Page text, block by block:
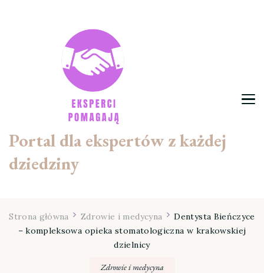
Portal dla ekspertów z każdej
dziedziny
Strona główna Zdrowie i medycyna
Dentysta Bieńczyce
– kompleksowa opieka stomatologiczna w krakowskiej
dzielnicy
Zdrowie i medycyna